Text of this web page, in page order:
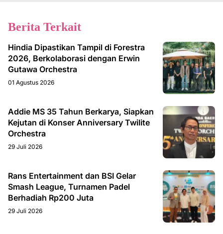
Berita Terkait
Hindia Dipastikan Tampil di Forestra
2026, Berkolaborasi dengan Erwin
Gutawa Orchestra
01 Agustus 2026
Addie MS 35 Tahun Berkarya, Siapkan
Kejutan di Konser Anniversary Twilite
Orchestra
29 Juli 2026
Rans Entertainment dan BSI Gelar
Smash League, Turnamen Padel
Berhadiah Rp200 Juta
29 Juli 2026